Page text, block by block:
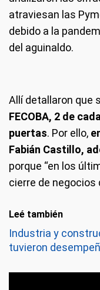
atraviesan las
debido a la
del aguinaldo.
Allí detallaron que
FECOBA, 2 de
puertas. Por ello,
Fabián Castillo,
porque “en los
cierre de negocios
Leé también
Industria y
tuvieron